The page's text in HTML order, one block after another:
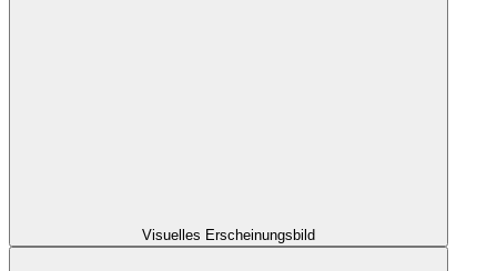
Visuelles Erscheinungsbild